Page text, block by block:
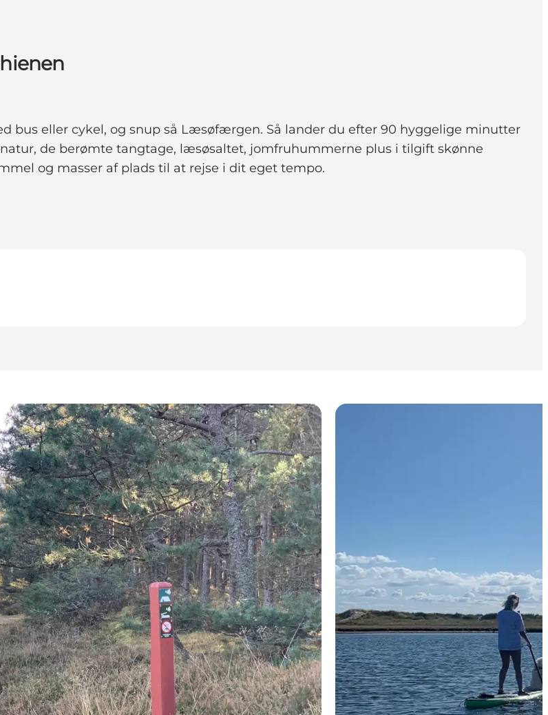
bus eller cykel, og snup så Læsøfærgen. Så lander du efter 90 hyggelige minutter
de berømte tangtage, læsøsaltet, jomfruhummerne plus i tilgift skønne
og masser af plads til at rejse i dit eget tempo.